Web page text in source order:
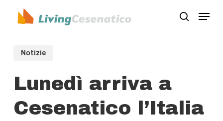
search
Menu
Notizie
Lunedì arriva a
Cesenatico l’Italia